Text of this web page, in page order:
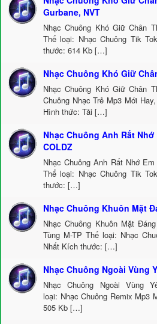
Gurbane, NVT
Nhạc Chuông Khó Giữ Chân
Thể loại: Nhạc Chuông Tik
thước: 614 Kb […]
Nhạc Chuông Khó Giữ
Nhạc Chuông Khó Giữ Chân
Chuông Nhạc Trẻ Mp3 Mới
Hình thức: Tải […]
Nhạc Chuông Anh Rất Nhớ
COLDZ
Nhạc Chuông Anh Rất Nhớ
Thể loại: Nhạc Chuông Tik
thước: […]
Nhạc Chuông Khuôn Mặt
Nhạc Chuông Khuôn Mặt
Tùng M-TP Thể loại: Nhạc
Nhất Kích thước: […]
Nhạc Chuông Ngoài Vùng
Nhạc Chuông Ngoài Vùng
loại: Nhạc Chuông Remix Mp3
505 Kb […]